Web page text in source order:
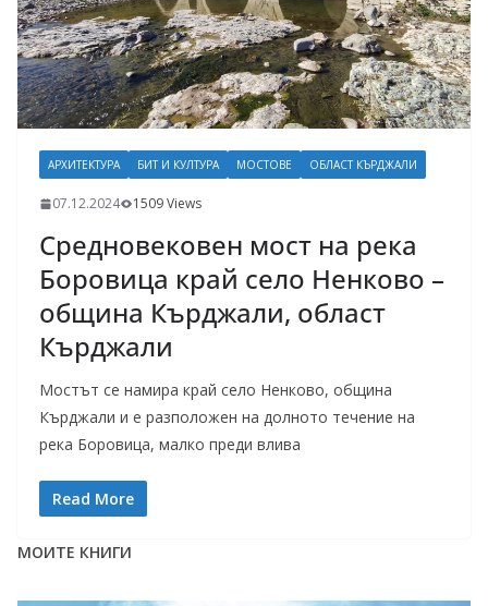
АРХИТЕКТУРА БИТ И КУЛТУРА МОСТОВЕ ОБЛАСТ КЪРДЖАЛИ
07.12.2024 1509 Views
Средновековен мост на река
Боровица край село Ненково –
община Кърджали, област
Кърджали
Мостът се намира край село Ненково, община
Кърджали и е разположен на долното течение на
река Боровица, малко преди влива
Read More
МОИТЕ КНИГИ